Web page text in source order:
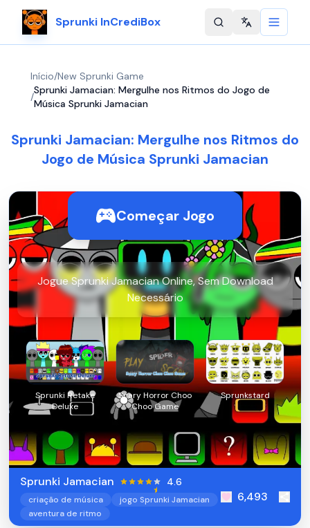
Sprunki InCrediBox Change
Início/New Sprunki Game
/
Sprunki Jamacian: Mergulhe nos Ritmos do Jogo de
Música Sprunki Jamacian
Sprunki Jamacian: Mergulhe nos Ritmos do
Jogo de Música Sprunki Jamacian
Começar Jogo
Jogue Sprunki Jamacian Online, Sem Download
Necessário
Sprunki Retake
Deluxe
Scary Horror Choo
Choo Game
Sprunkstard
Sprunki Jamacian 4.6
criação de música
jogo Sprunki Jamacian
aventura de ritmo
6,493